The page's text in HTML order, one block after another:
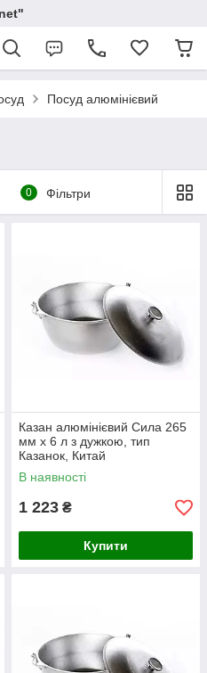
Посуд алюмінієвий
0 Фільтри
Казан алюмінієвий Сила 265
мм x 6 л з дужкою, тип
Казанок, Китай
В наявності
1 223 ₴
Купити